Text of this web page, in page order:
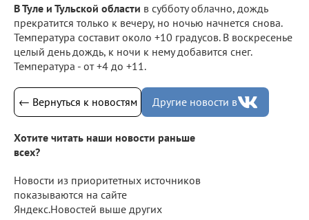
В Туле и Тульской области в субботу облачно, дождь
прекратится только к вечеру, но ночью начнется снова.
Температура составит около +10 градусов. В воскресенье
целый день дождь, к ночи к нему добавится снег.
Температура - от +4 до +11.
← Вернуться к новостям Другие новости в
Хотите читать наши новости раньше
всех?
Новости из приоритетных источников
показываются на сайте
Яндекс.Новостей выше других